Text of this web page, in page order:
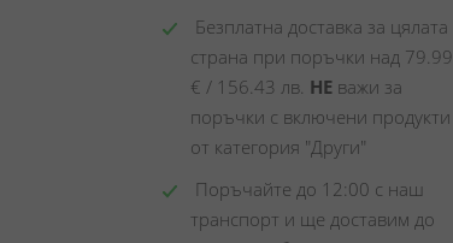
Безплатна доставка за цялата
страна при поръчки над 79.99
€ / 156.43 лв. НЕ важи за
поръчки с включени продукти
от категория "Други"
Поръчайте до 12:00 с наш
транспорт и ще доставим до